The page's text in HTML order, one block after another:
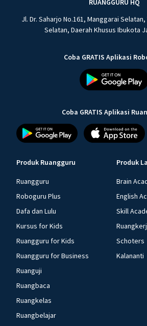
RUANGGURU HQ
Jl. Dr. Saharjo No.161, Manggarai
Selatan, Daerah Khusus Ibukota
Coba GRATIS Aplikasi
Coba GRATIS Aplikasi
Produk Ruangguru
Ruangguru
Roboguru Plus
Dafa dan Lulu
Kursus for Kids
Ruangguru for Kids
Ruangguru for Business
Ruanguji
Ruangbaca
Ruangkelas
Ruangbelajar
Produk
Brain
English
Skill
Schoters
Kalananti